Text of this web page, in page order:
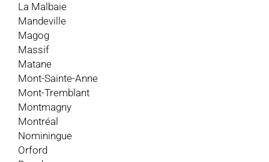
La Malbaie
Mandeville
Magog
Massif
Matane
Mont-Sainte-Anne
Mont-Tremblant
Montmagny
Montréal
Nominingue
Orford